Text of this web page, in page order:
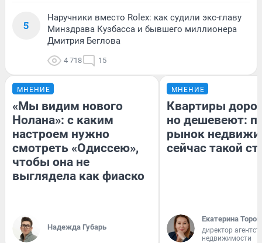
5
Наручники вместо Rolex: как судили экс-главу
Минздрава Кузбасса и бывшего миллионера
Дмитрия Беглова
4 718 15
МНЕНИЕ
«Мы видим нового
Нолана»: с каким
настроем нужно
смотреть «Одиссею»,
чтобы она не
выглядела как фиаско
Надежда Губарь
МНЕНИЕ
Квартиры
но дешевеют:
рынок
сейчас такой
Екатерина
директор
недвижимости